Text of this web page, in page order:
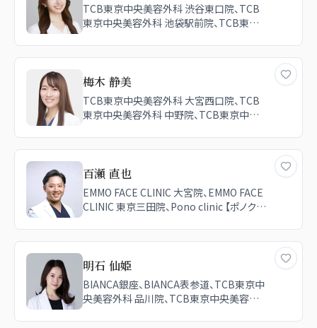
TCB東京中央美容外科 渋谷東口院、TCB
東京中央美容外科 池袋駅前院、TCB東京
TCB東京中央美容外科 千葉駅前院
梅木 静美
TCB東京中央美容外科 大宮西口院、TCB
東京中央美容外科 中野院、TCB東京中央
百瀬 直也
EMMO FACE CLINIC 大宮院、EMMO FACE
CLINIC 東京三田院、Pono clinic 【ポノク
明石 仙姫
BIANCA銀座、BIANCA表参道、TCB東京中
央美容外科 品川院、TCB東京中央美容外